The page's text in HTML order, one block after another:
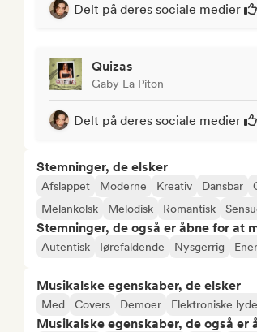
Delt på deres sociale medier
Quizas
Gaby La Piton
Delt på deres sociale medier
Stemninger, de elsker
Afslappet Moderne Kreativ Dansbar
Melankolsk
Melodisk Romantisk
Stemninger, de også er åbne for at
Autentisk Iørefaldende Nysgerrig
Musikalske egenskaber, de elsker
Med Covers Demoer Elektroniske lyde
Musikalske egenskaber, de også er